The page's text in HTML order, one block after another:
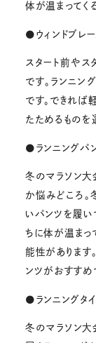
体が温まってく
●ウィンドブレー
スタート前やス
です。ランニン
です。できれば
たためるものを
●ランニングパ
冬のマラソン大
か悩みどころ
いパンツを履い
ちに体が温まっ
能性があります
ンツがおすすめ
●ランニングタ
冬のマラソン大